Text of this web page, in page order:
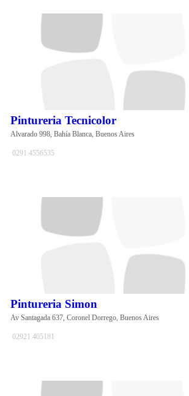
Pintureria Tecnicolor
Alvarado 998, Bahía Blanca, Buenos Aires
0291 4556535
Pintureria Simon
Av Santagada 637, Coronel Dorrego, Buenos Aires
02921 405181